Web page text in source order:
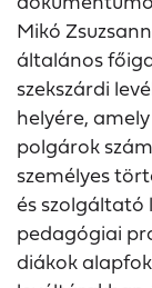
Mikó
általános
szekszárdi
helyére,
polgárok
személyes
és
pedagógiai
diákok